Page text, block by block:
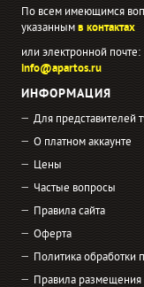
По всем имеющимся
указаннымв контактах
или электронной почте:
info@apartos.ru
ИНФОРМАЦИЯ
Для представителей
О платном аккаунте
Цены
Частые вопросы
Правила сайта
Оферта
Политика обработки
Правила размещения